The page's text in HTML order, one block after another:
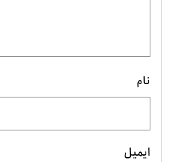
نام
ایمیل